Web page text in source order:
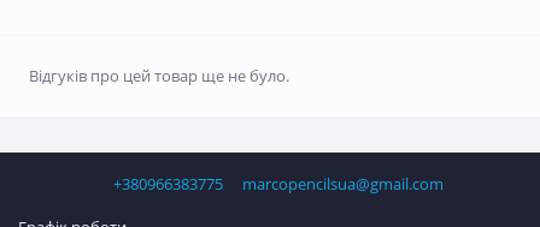
Відгуків про цей товар ще не було.
+380966383775
marcopencilsua@gmail.com